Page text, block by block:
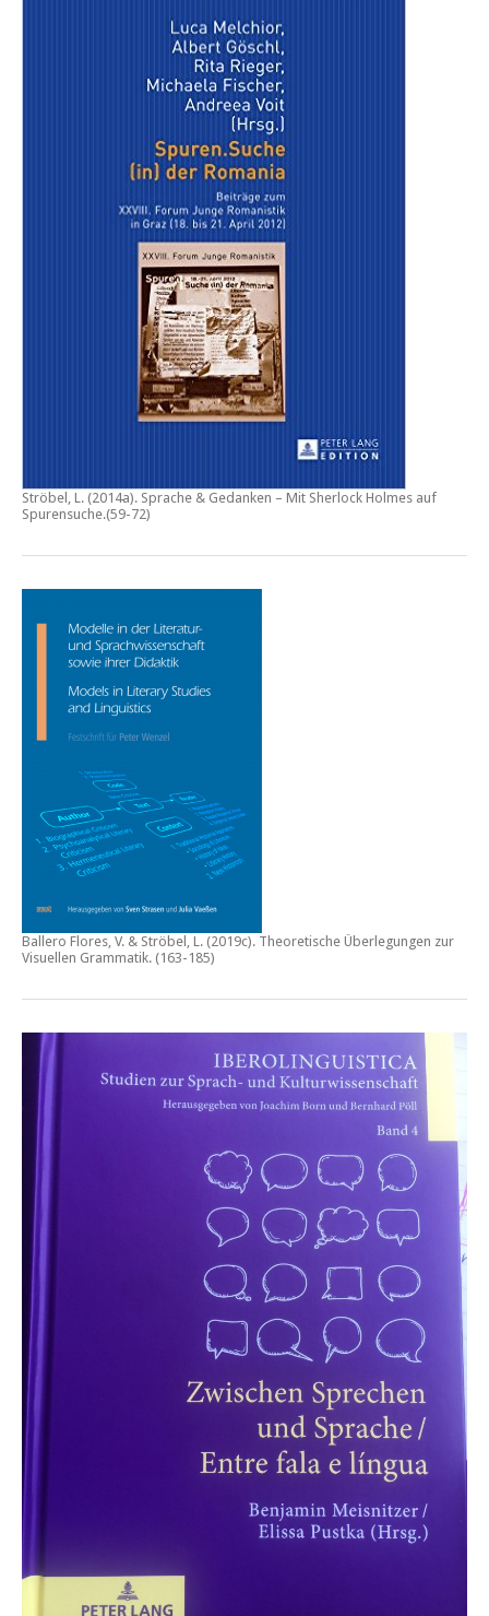
Ströbel, L. (2014a). Sprache & Gedanken – Mit Sherlock Holmes auf
Spurensuche.(59-72)
Ballero Flores, V. & Ströbel, L. (2019c). Theoretische Überlegungen zur
Visuellen Grammatik. (163-185)